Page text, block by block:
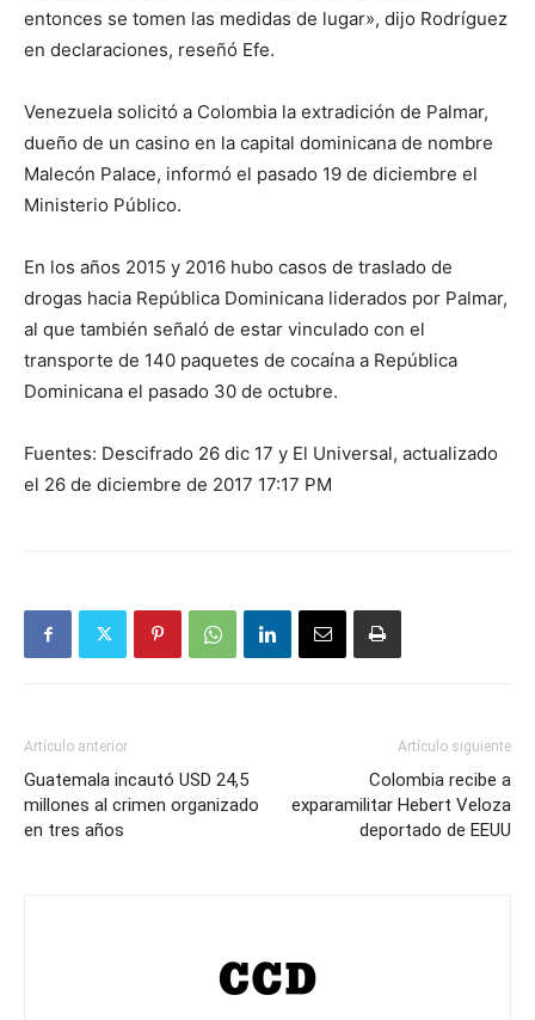
entonces se tomen las medidas de lugar», dijo Rodríguez
en declaraciones, reseñó Efe.
Venezuela solicitó a Colombia la extradición de Palmar,
dueño de un casino en la capital dominicana de nombre
Malecón Palace, informó el pasado 19 de diciembre el
Ministerio Público.
En los años 2015 y 2016 hubo casos de traslado de
drogas hacia República Dominicana liderados por Palmar,
al que también señaló de estar vinculado con el
transporte de 140 paquetes de cocaína a República
Dominicana el pasado 30 de octubre.
Fuentes: Descifrado 26 dic 17 y El Universal, actualizado
el 26 de diciembre de 2017 17:17 PM
Artículo anterior
Guatemala incautó USD 24,5
millones al crimen organizado
en tres años
Artículo siguiente
Colombia recibe a
exparamilitar Hebert Veloza
deportado de EEUU